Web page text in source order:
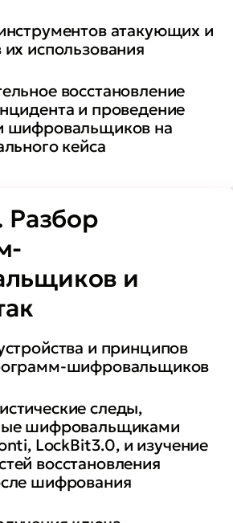
атакующих и
использования
восстановление
и проведение
шифровальщиков на
кейса
Разбор
и
и принципов
шифровальщиков
следы,
шифровальщиками
LockBit3.0, и изучение
восстановления
шифрования